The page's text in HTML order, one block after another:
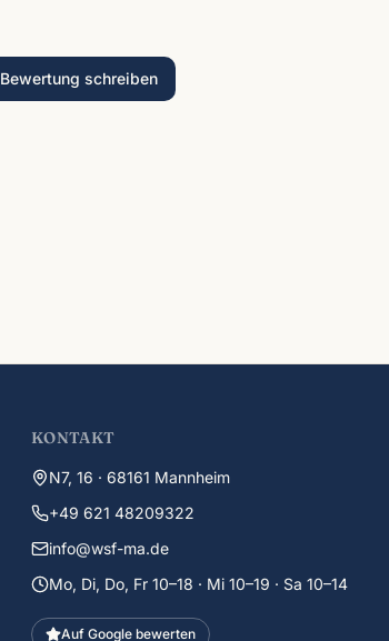
Bewertung schreiben
KONTAKT
N7, 16 · 68161 Mannheim
+49 621 48209322
info@wsf-ma.de
Mo, Di, Do, Fr 10–18 · Mi 10–19 · Sa 10–14
Auf Google bewerten